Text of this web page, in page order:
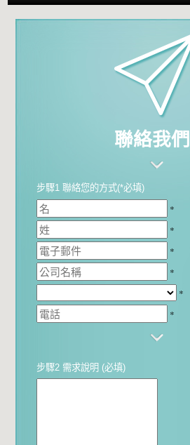
聯絡我們
步驟1 聯絡您的方式(*必填)
*
*
*
*
*
*
步驟2 需求說明 (必填)